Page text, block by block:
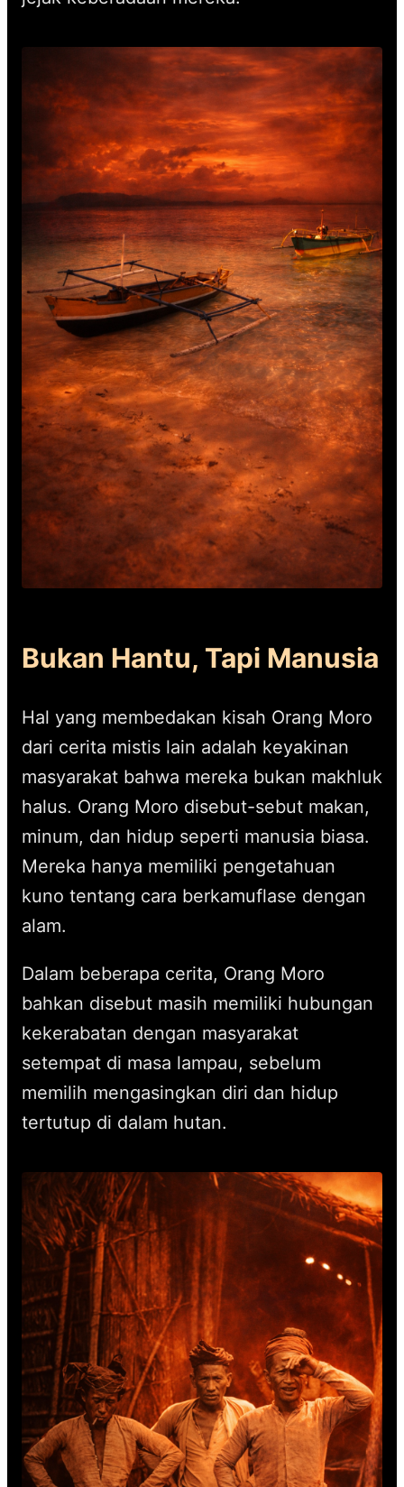
Bukan Hantu, Tapi Manusia
Hal yang membedakan kisah Orang Moro
dari cerita mistis lain adalah keyakinan
masyarakat bahwa mereka bukan makhluk
halus. Orang Moro disebut-sebut makan,
minum, dan hidup seperti manusia biasa.
Mereka hanya memiliki pengetahuan
kuno tentang cara berkamuflase dengan
alam.
Dalam beberapa cerita, Orang Moro
bahkan disebut masih memiliki hubungan
kekerabatan dengan masyarakat
setempat di masa lampau, sebelum
memilih mengasingkan diri dan hidup
tertutup di dalam hutan.